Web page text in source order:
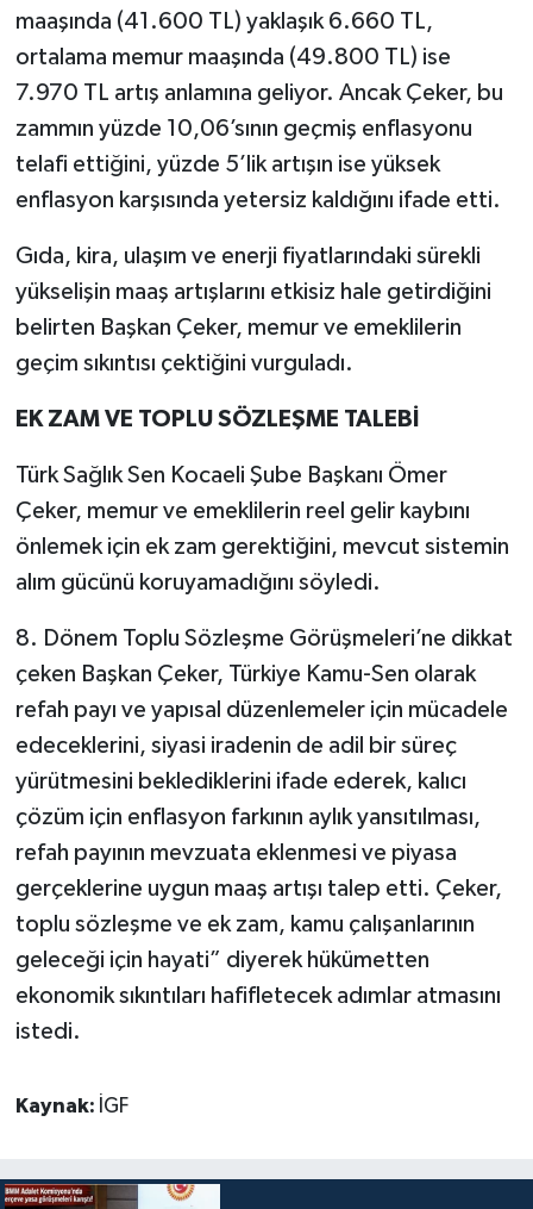
maaşında (41.600 TL) yaklaşık 6.660 TL,
ortalama memur maaşında (49.800 TL) ise
7.970 TL artış anlamına geliyor. Ancak Çeker, bu
zammın yüzde 10,06’sının geçmiş enflasyonu
telafi ettiğini, yüzde 5’lik artışın ise yüksek
enflasyon karşısında yetersiz kaldığını ifade etti.
Gıda, kira, ulaşım ve enerji fiyatlarındaki sürekli
yükselişin maaş artışlarını etkisiz hale getirdiğini
belirten Başkan Çeker, memur ve emeklilerin
geçim sıkıntısı çektiğini vurguladı.
EK ZAM VE TOPLU SÖZLEŞME TALEBİ
Türk Sağlık Sen Kocaeli Şube Başkanı Ömer
Çeker, memur ve emeklilerin reel gelir kaybını
önlemek için ek zam gerektiğini, mevcut sistemin
alım gücünü koruyamadığını söyledi.
8. Dönem Toplu Sözleşme Görüşmeleri’ne dikkat
çeken Başkan Çeker, Türkiye Kamu-Sen olarak
refah payı ve yapısal düzenlemeler için mücadele
edeceklerini, siyasi iradenin de adil bir süreç
yürütmesini beklediklerini ifade ederek, kalıcı
çözüm için enflasyon farkının aylık yansıtılması,
refah payının mevzuata eklenmesi ve piyasa
gerçeklerine uygun maaş artışı talep etti. Çeker,
toplu sözleşme ve ek zam, kamu çalışanlarının
geleceği için hayati” diyerek hükümetten
ekonomik sıkıntıları hafifletecek adımlar atmasını
istedi.
Kaynak: İGF